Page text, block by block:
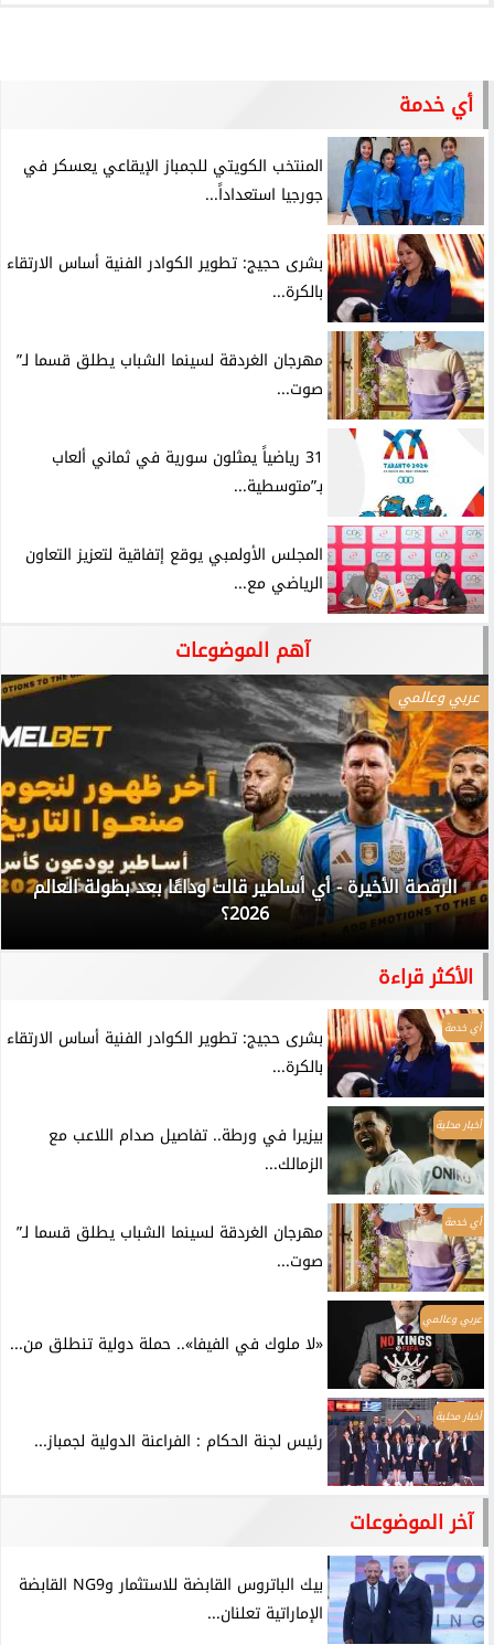
أي خدمة
المنتخب الكويتي للجمباز الإيقاعي يعسكر في
جورجيا استعداداً...
بشرى حجيج: تطوير الكوادر الفنية أساس الارتقاء
بالكرة...
مهرجان الغردقة لسينما الشباب يطلق قسما لـ”
صوت...
31 رياضياً يمثلون سورية في ثماني ألعاب
بـ”متوسطية...
المجلس الأولمبي يوقع إتفاقية لتعزيز التعاون
الرياضي مع...
آهم الموضوعات
عربي وعالمي
الرقصة الأخيرة - أي أساطير قالت وداعًا بعد بطولة العالم
2026؟
الأكثر قراءة
أي خدمة
بشرى حجيج: تطوير الكوادر الفنية أساس الارتقاء
بالكرة...
أخبار محلية
بيزيرا في ورطة.. تفاصيل صدام اللاعب مع
الزمالك...
أي خدمة
مهرجان الغردقة لسينما الشباب يطلق قسما لـ”
صوت...
عربي وعالمي
«لا ملوك في الفيفا».. حملة دولية تنطلق من...
أخبار محلية
رئيس لجنة الحكام : الفراعنة الدولية لجمباز...
آخر الموضوعات
بيك الباتروس القابضة للاستثمار وNG9 القابضة
الإماراتية تعلنان...